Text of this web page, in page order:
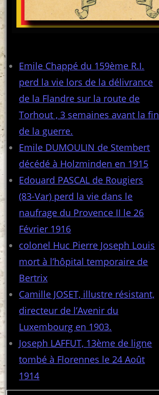
Emile Chappé du 159ème R.I.
perd la vie lors de la délivrance
de la Flandre sur la route de
Torhout , 3 semaines avant la fin
de la guerre.
Emile DUMOULIN de Stembert
décédé à Holzminden en 1915
Edouard PASCAL de Rougiers
(83-Var) perd la vie dans le
naufrage du Provence II le 26
Février 1916
colonel Huc Pierre Joseph Louis
mort à l’hôpital temporaire de
Bertrix
Camille JOSET, illustre résistant,
directeur de l’Avenir du
Luxembourg en 1903.
Joseph LAFFUT, 13ème de ligne
tombé à Florennes le 24 Août
1914